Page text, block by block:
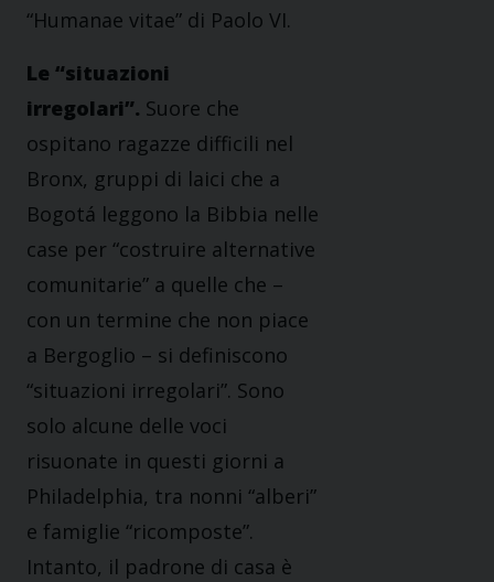
“Humanae vitae” di Paolo VI.
Le “situazioni
irregolari”. Suore che
ospitano ragazze difficili nel
Bronx, gruppi di laici che a
Bogotá leggono la Bibbia nelle
case per “costruire alternative
comunitarie” a quelle che –
con un termine che non piace
a Bergoglio – si definiscono
“situazioni irregolari”. Sono
solo alcune delle voci
risuonate in questi giorni a
Philadelphia, tra nonni “alberi”
e famiglie “ricomposte”.
Intanto, il padrone di casa è